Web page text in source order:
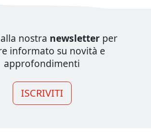
nostra newsletter per
informato su novità e
approfondimenti
ISCRIVITI